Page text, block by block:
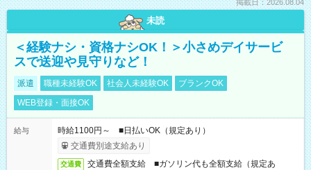
掲載日：2026.08.04
未読
＜経験ナシ・資格ナシOK！＞小さめデイサービ
スで送迎や見守りなど！
派遣 職種未経験OK 社会人未経験OK
ブランクOK
WEB登録・面接OK
給与
時給1100円～ ■日払いOK（規定あり）
交通費別途支給あり
交通費
交通費全額支給 ■ガソリン代も全額支給（規定あ